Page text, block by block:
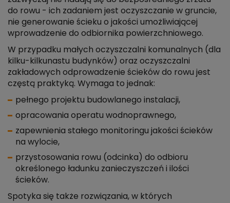
do rowu - ich zadaniem jest oczyszczanie w gruncie,
nie generowanie ścieku o jakości umożliwiającej
wprowadzenie do odbiornika powierzchniowego.
W przypadku małych oczyszczalni komunalnych (dla
kilku-kilkunastu budynków) oraz oczyszczalni
zakładowych odprowadzenie ścieków do rowu jest
częstą praktyką. Wymaga to jednak:
pełnego projektu budowlanego instalacji,
opracowania operatu wodnoprawnego,
zapewnienia stałego monitoringu jakości ścieków
na wylocie,
przystosowania rowu (odcinka) do odbioru
określonego ładunku zanieczyszczeń i ilości
ścieków.
Spotyka się także rozwiązania, w których